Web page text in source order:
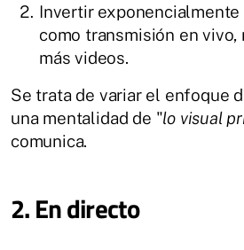
Invertir
como transmisión en
más videos.
Se trata de variar el enfoque
una mentalidad de "lo visual
comunica.
2. En directo